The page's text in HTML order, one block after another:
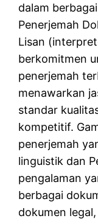
dalam
Penerjemah
Lisan
berkomitmen
penerjemah
menawarkan
standar
kompetitif.
penerjemah
linguistik dan
pengalaman
berbagai
dokumen